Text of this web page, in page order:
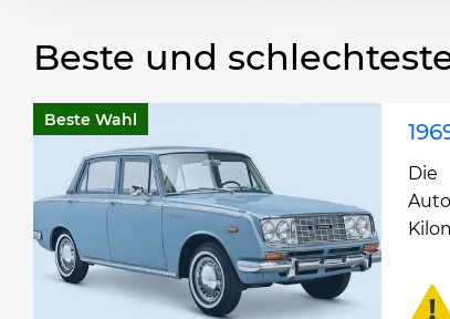
Beste und
Beste Wahl
Die